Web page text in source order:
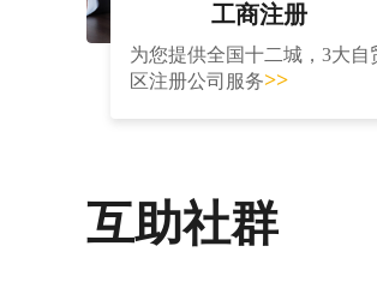
工商注册
为您提供全国十二城，3大自
区注册公司服务>>
互助社群